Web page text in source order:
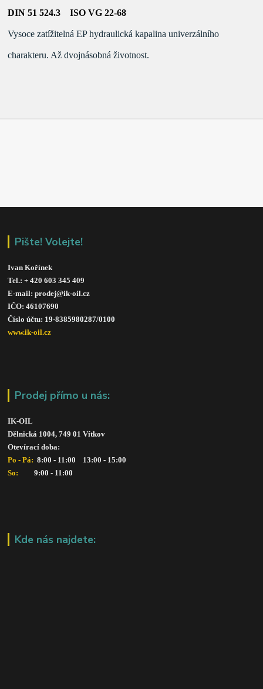
DIN 51 524.3 ISO VG 22-68
Vysoce zatížitelná EP hydraulická kapalina univerzálního
charakteru. Až dvojnásobná životnost.
Pište! Volejte!
Ivan Kořínek
Tel.: + 420 603 345 409
E-mail: prodej@ik-oil.cz
IČO: 46107690
Číslo účtu: 19-8385980287/0100
www.ik-oil.cz
Prodej přímo u nás:
IK-OIL
Dělnická 1004, 749 01 Vítkov
Otevírací doba:
Po - Pá: 8:00 - 11:00    13:00 - 15:00
So:
      9:00 - 11:00
Kde nás najdete: